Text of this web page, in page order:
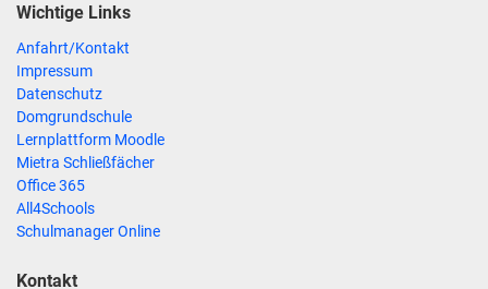
Wichtige Links
Anfahrt/Kontakt
Impressum
Datenschutz
Domgrundschule
Lernplattform Moodle
Mietra Schließfächer
Office 365
All4Schools
Schulmanager Online
Kontakt